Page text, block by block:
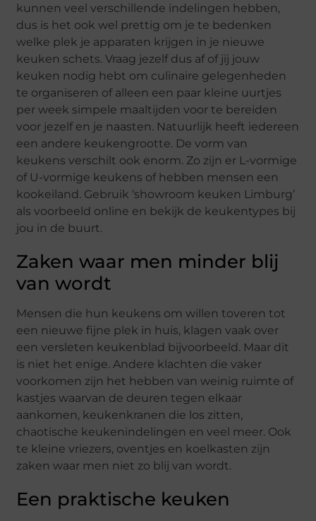
kunnen veel verschillende indelingen hebben,
dus is het ook wel prettig om je te bedenken
welke plek je apparaten krijgen in je nieuwe
keuken schets. Vraag jezelf dus af of jij jouw
keuken nodig hebt om culinaire gelegenheden
te organiseren of alleen een paar kleine uurtjes
per week simpele maaltijden voor te bereiden
voor jezelf en je naasten. Natuurlijk heeft iedereen
een andere keukengrootte. De vorm van
keukens verschilt ook enorm. Zo zijn er L-vormige
of U-vormige keukens of hebben mensen een
kookeiland. Gebruik ‘showroom keuken Limburg’
als voorbeeld online en bekijk de keukentypes bij
jou in de buurt.
Zaken waar men minder blij
van wordt
Mensen die hun keukens om willen toveren tot
een nieuwe fijne plek in huis, klagen vaak over
een versleten keukenblad bijvoorbeeld. Maar dit
is niet het enige. Andere klachten die vaker
voorkomen zijn het hebben van weinig ruimte of
kastjes waarvan de deuren tegen elkaar
aankomen, keukenkranen die los zitten,
chaotische keukenindelingen en veel meer. Ook
te kleine vriezers, oventjes en koelkasten zijn
zaken waar men niet zo blij van wordt.
Een praktische keuken